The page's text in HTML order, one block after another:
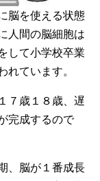
脳を使える状態
人間の脳細胞は
して小学校卒業
れています。
７歳１８歳、遅
完成するので
、脳が１番成長